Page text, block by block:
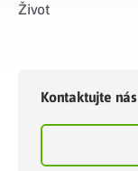
Život​
Kontaktujte nás